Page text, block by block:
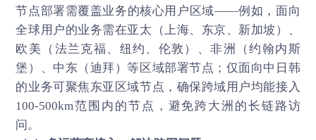
节点部署需覆盖业务的核心用户区域——例如，面向
全球用户的业务需在亚太（上海、东京、新加坡）、
欧美（法兰克福、纽约、伦敦）、非洲（约翰内斯
堡）、中东（迪拜）等区域部署节点；仅面向中日韩
的业务可聚焦东亚区域节点，确保跨域用户均能接入
100-500km范围内的节点，避免跨大洲的长链路访
问。